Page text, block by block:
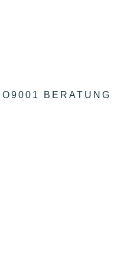
BERATUNG